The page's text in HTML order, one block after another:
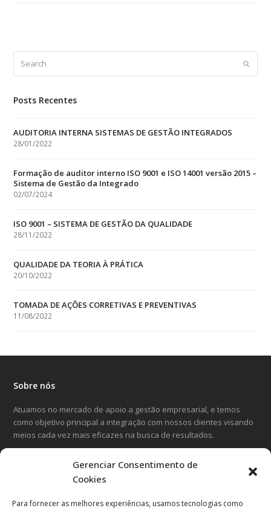
Gerenciar Consentimento de
Cookies
Para fornecer as melhores experiências, usamos tecnologias como
Submit
Posts Recentes
AUDITORIA INTERNA SISTEMAS DE GESTÃO INTEGRADOS
28/01/2022
Formação de auditor interno ISO 9001 e ISO 14001 versão 2015 –
Sistema de Gestão da Integrado
02/07/2024
ISO 9001 – SISTEMA DE GESTÃO DA QUALIDADE
28/11/2022
QUALIDADE DA TEORIA À PRÁTICA
20/10/2022
TOMADA DE AÇÕES CORRETIVAS E PREVENTIVAS
11/08/2022
Sobre nós
Atuamos no mercado de apoio a gestão empresarial, e temos
como objetivo principal a integração com nossos clientes visando
meios cada vez mais eficazes na busca de resultados.
FacebookInstagram
Entre em contato